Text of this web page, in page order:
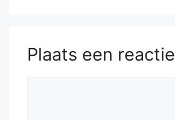
Plaats een reactie